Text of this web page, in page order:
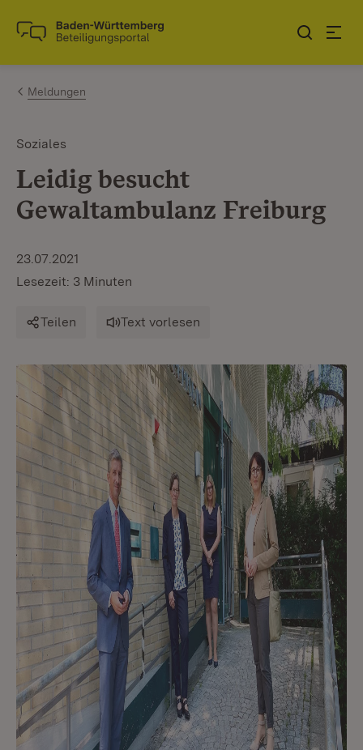
Zum Inhalt springen
Link zur Startseite
Meldungen
Soziales
Leidig besucht
Gewaltambulanz Freiburg
23.07.2021
Lesezeit: 3 Minuten
Teilen Text vorlesen